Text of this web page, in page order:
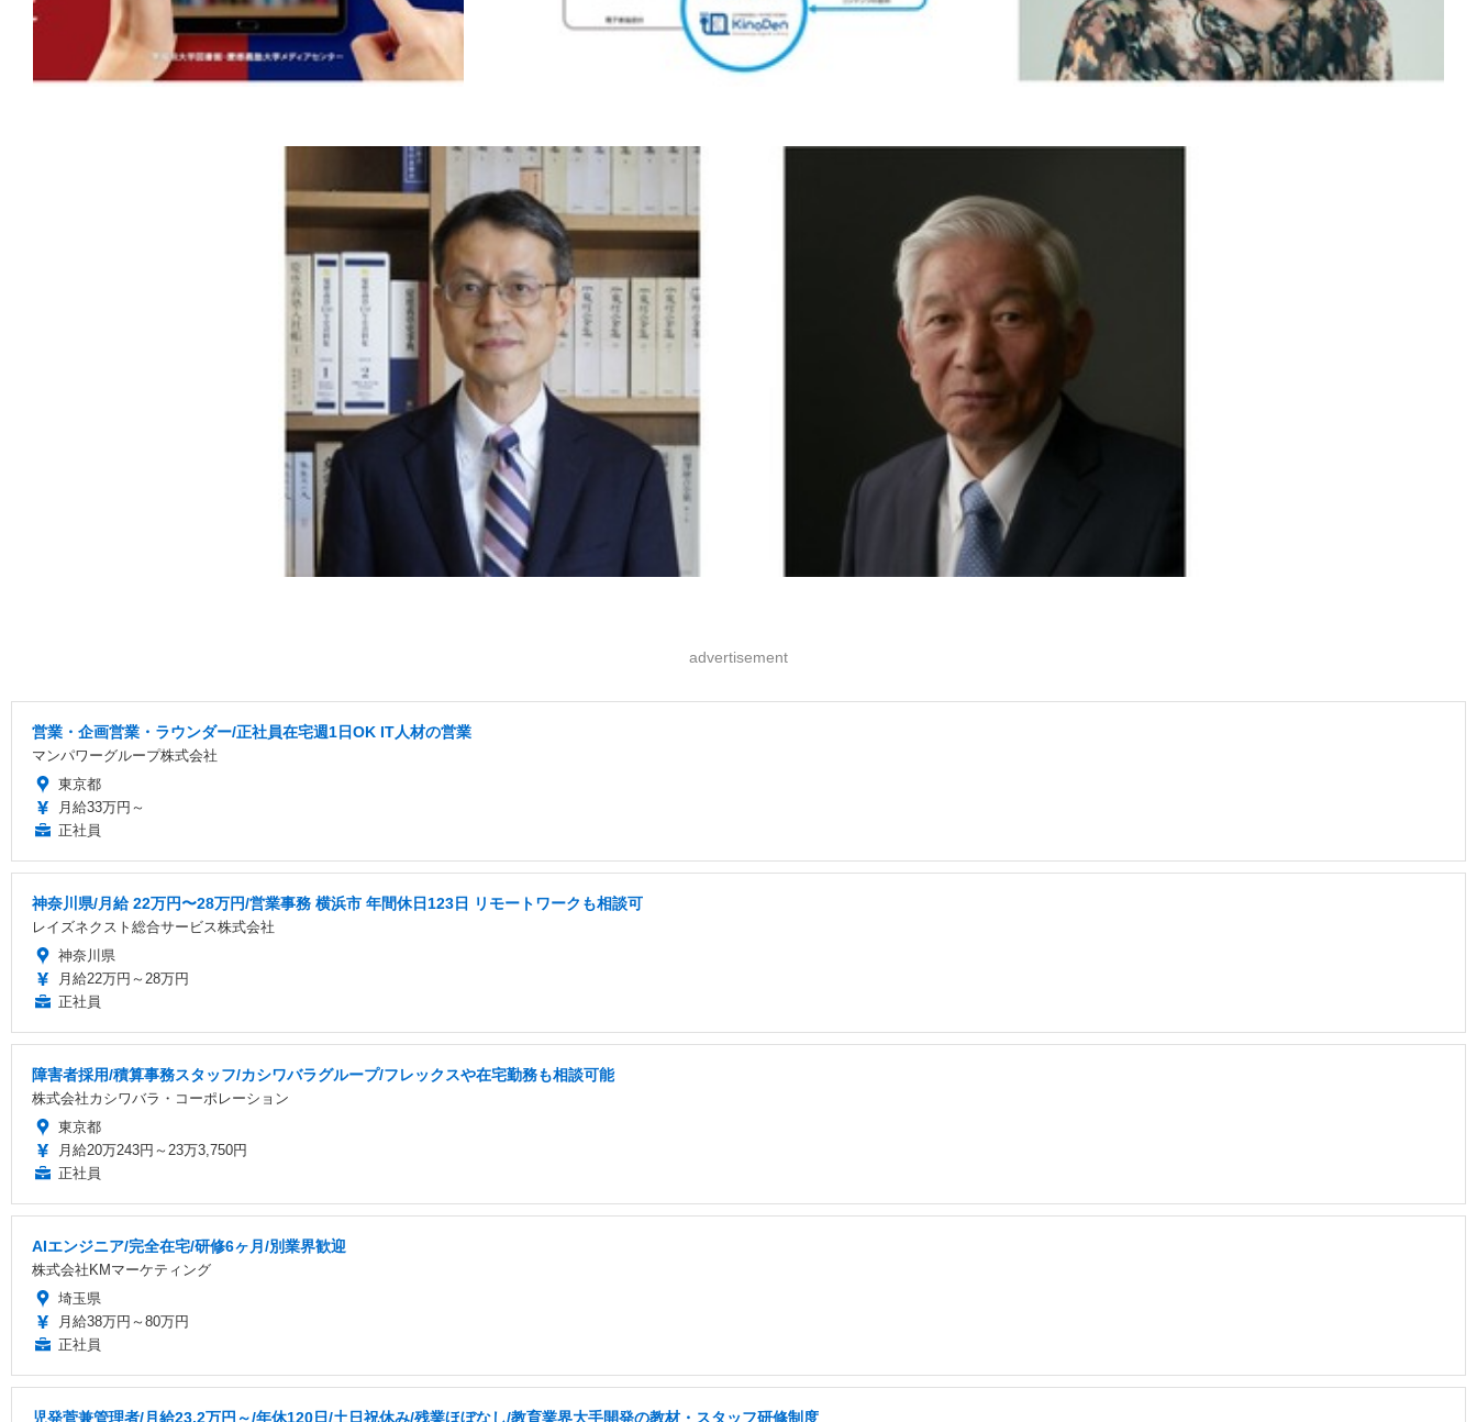
advertisement
営業・企画営業・ラウンダー/正社員在宅週1日OK IT人材の営業
マンパワーグループ株式会社
東京都
月給33万円～
正社員
神奈川県/月給 22万円〜28万円/営業事務 横浜市 年間休日123日 リモートワークも相談可
レイズネクスト総合サービス株式会社
神奈川県
月給22万円～28万円
正社員
障害者採用/積算事務スタッフ/カシワバラグループ/フレックスや在宅勤務も相談可能
株式会社カシワバラ・コーポレーション
東京都
月給20万243円～23万3,750円
正社員
AIエンジニア/完全在宅/研修6ヶ月/別業界歓迎
株式会社KMマーケティング
埼玉県
月給38万円～80万円
正社員
児発菅兼管理者/月給23.2万円～/年休120日/土日祝休み/残業ほぼなし/教育業界大手開発の教材・スタッフ研修制度